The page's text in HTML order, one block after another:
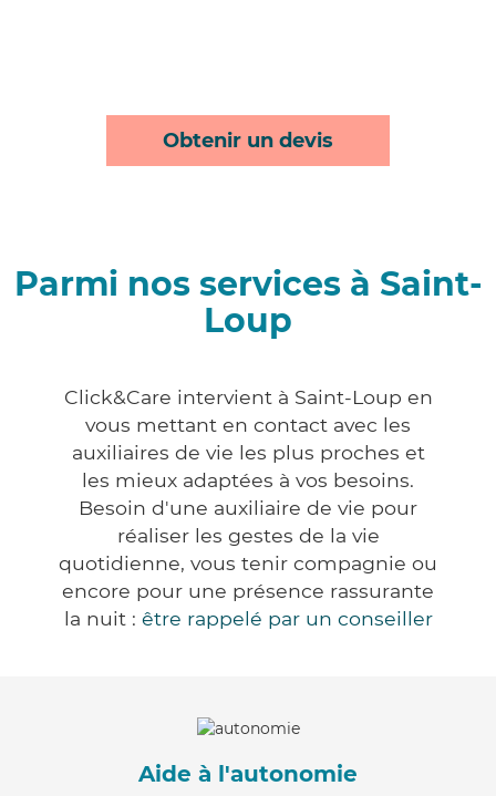
Obtenir un devis
Parmi nos services à Saint-
Loup
Click&Care intervient à Saint-Loup en
vous mettant en contact avec les
auxiliaires de vie les plus proches et
les mieux adaptées à vos besoins.
Besoin d'une auxiliaire de vie pour
réaliser les gestes de la vie
quotidienne, vous tenir compagnie ou
encore pour une présence rassurante
la nuit : être rappelé par un conseiller
Aide à l'autonomie